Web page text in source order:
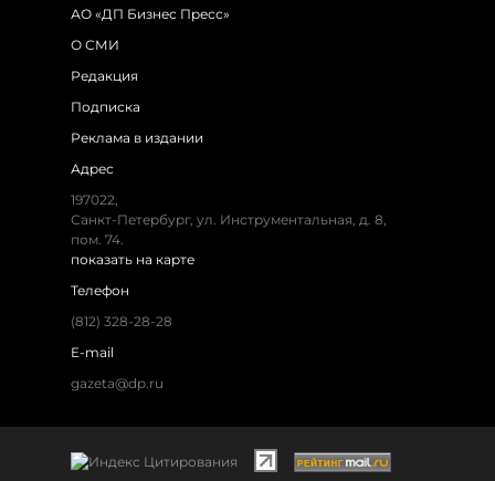
АО «ДП Бизнес Пресс»
О СМИ
Редакция
Подписка
Реклама в издании
Адрес
197022,
Санкт-Петербург, ул. Инструментальная, д. 8,
пом. 74.
показать на карте
Телефон
(812) 328-28-28
E-mail
gazeta@dp.ru